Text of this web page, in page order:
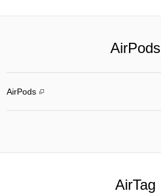
AirPods
AirPods
AirTag